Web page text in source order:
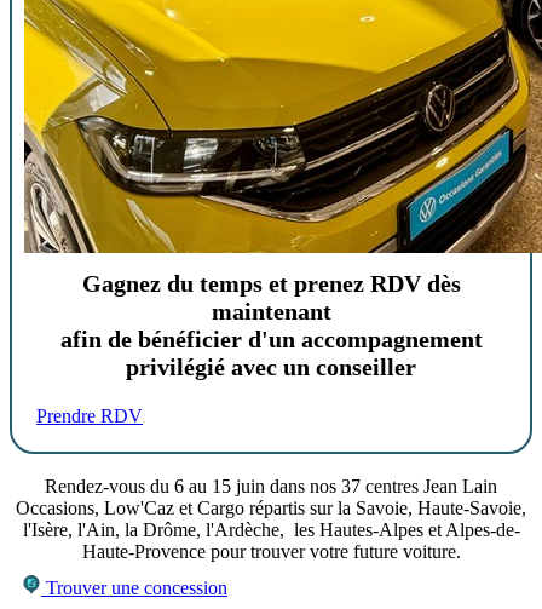
Gagnez du temps et prenez RDV dès
maintenant
afin de bénéficier d'un accompagnement
privilégié avec un conseiller
Prendre RDV
Rendez-vous du 6 au 15 juin dans nos 37 centres Jean Lain
Occasions, Low'Caz et Cargo répartis sur la Savoie, Haute-Savoie,
l'Isère, l'Ain, la Drôme, l'Ardèche, les Hautes-Alpes et Alpes-de-
Haute-Provence pour trouver votre future voiture.
Trouver une concession